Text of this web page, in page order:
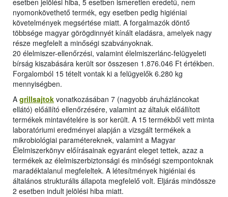
esetben jelölési hiba, 5 esetben ismeretlen eredetű, nem
nyomonkövethető termék, egy esetben pedig higiéniai
követelmények megsértése miatt. A forgalmazók döntő
többsége magyar görögdinnyét kínált eladásra, amelyek nagy
része megfelelt a minőségi szabványoknak.
20 élelmiszer-ellenőrzési, valamint élelmiszerlánc-felügyeleti
bírság kiszabására került sor összesen 1.876.046 Ft értékben.
Forgalomból 15 tételt vontak ki a felügyelők 6.280 kg
mennyiségben.
A grillsajtok vonatkozásában 7 (nagyobb áruházláncokat
ellátó) előállító ellenőrzésére, valamint az általuk előállított
termékek mintavételére is sor került. A 15 termékből vett minta
laboratóriumi eredményei alapján a vizsgált termékek a
mikrobiológiai paramétereknek, valamint a Magyar
Élelmiszerkönyv előírásainak egyaránt eleget tettek, azaz a
termékek az élelmiszerbiztonsági és minőségi szempontoknak
maradéktalanul megfeleltek. A létesítmények higiéniai és
általános strukturális állapota megfelelő volt. Eljárás mindössze
2 esetben indult jelölési hiba miatt.